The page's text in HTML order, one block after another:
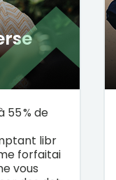
55 % de
libr
forfaitai
vous